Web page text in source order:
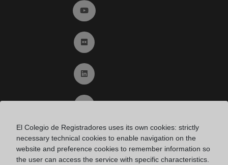
Ir a YouTube (abre en ventana nueva)
Ir a Flickr (abre en ventana nueva)
Ir a Linkedin (abre en ventana nueva)
Ir a Instagram (abre en ventana nueva)
El Colegio de Registradores uses its own cookies: strictly
necessary technical cookies to enable navigation on the
website and preference cookies to remember information so
the user can access the service with specific characteristics.